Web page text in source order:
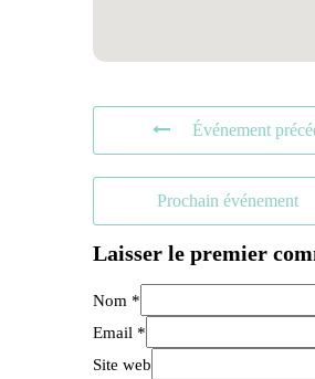
Événement
Prochain événement
Laisser le premier
Nom *
Email *
Site web